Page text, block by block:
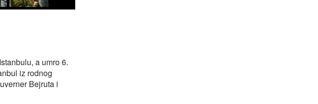
a umro 6.
iz rodnog
Bejruta i